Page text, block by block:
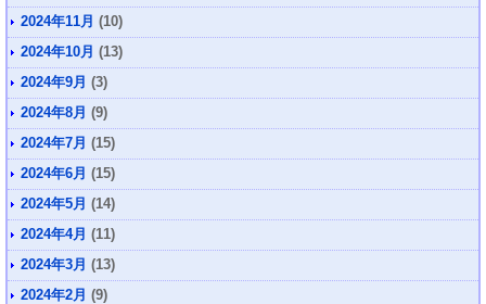
2024年11月 (10)
2024年10月 (13)
2024年9月 (3)
2024年8月 (9)
2024年7月 (15)
2024年6月 (15)
2024年5月 (14)
2024年4月 (11)
2024年3月 (13)
2024年2月 (9)